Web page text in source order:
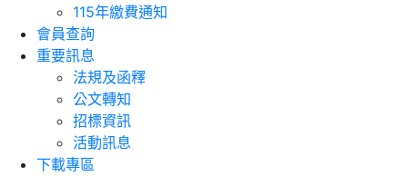
115年繳費通知
會員查詢
重要訊息
法規及函釋
公文轉知
招標資訊
活動訊息
下載專區